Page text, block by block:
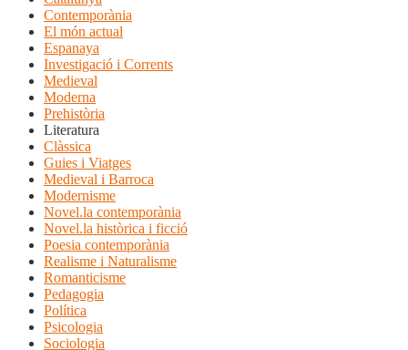
Contemporània
El món actual
Espanaya
Investigació i Corrents
Medieval
Moderna
Prehistòria
Literatura
Clàssica
Guies i Viatges
Medieval i Barroca
Modernisme
Novel.la contemporània
Novel.la històrica i ficció
Poesia contemporània
Realisme i Naturalisme
Romanticisme
Pedagogia
Política
Psicologia
Sociologia